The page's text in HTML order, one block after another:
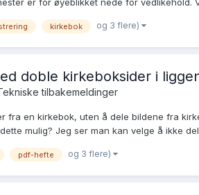
er for øyeblikket nede for vedlikehold.
kirkebok og 3 flere)
doble kirkeboksider i
tilbakemeldinger
fra en kirkebok, uten å dele bildene fra
mulig? Jeg ser man kan velge å ikke
pdf-hefte og 3 flere)